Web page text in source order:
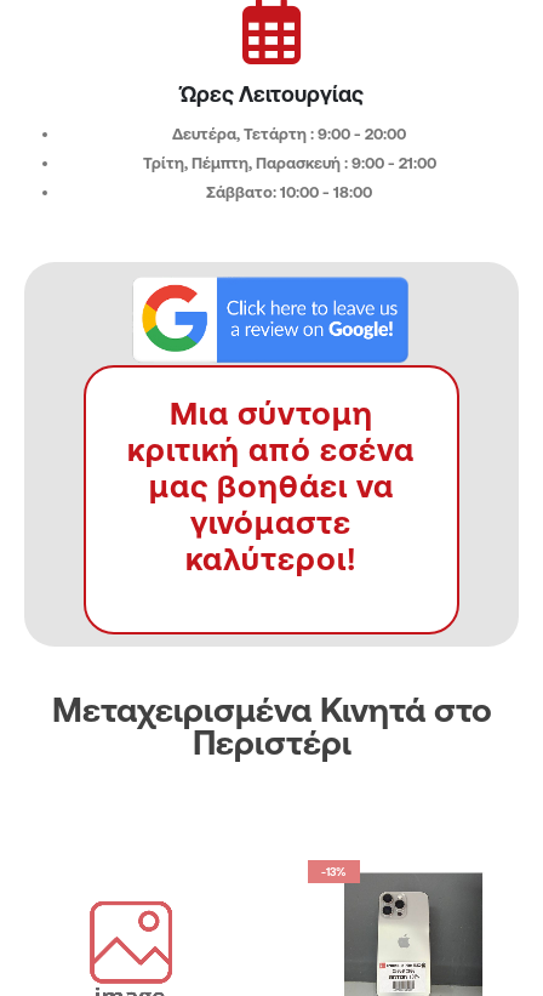
Ώρες Λειτουργίας
Δευτέρα, Τετάρτη : 9:00 - 20:00​
Τρίτη, Πέμπτη, Παρασκευή : 9:00 - 21:00
Σάββατο: 10:00 - 18:00
Μια σύντομη
κριτική από εσένα
μας βοηθάει να
γινόμαστε
καλύτεροι!
Μεταχειρισμένα Κινητά στο
Περιστέρι
-13%